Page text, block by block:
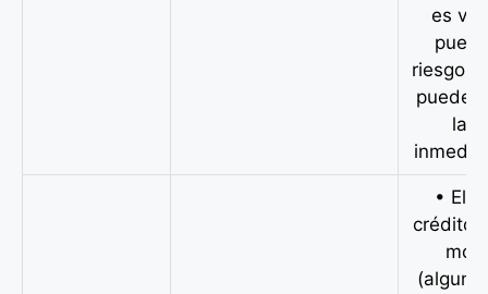
es
riesgos
puedes
la
• El
crédito